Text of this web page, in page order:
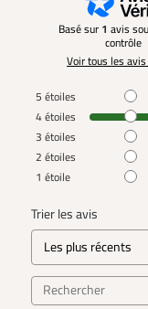
Basé sur 1 avis
contrôle
Voir tous les
5 étoiles
4étoiles
3 étoiles
2 étoiles
1 étoile
Trier les avis